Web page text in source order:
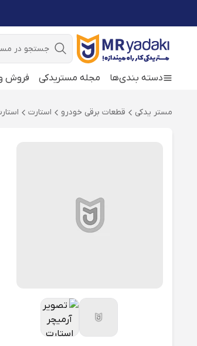
جستجو
دسته بندی‌ها
مجله مستریدکی فروش
مستر یدکی قطعات برقی خودرو استارت